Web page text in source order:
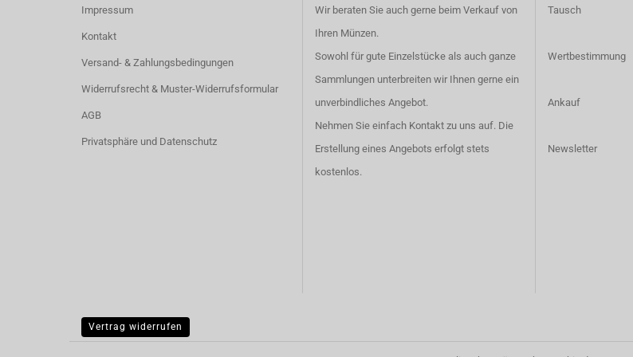
Impressum
Kontakt
Versand- & Zahlungsbedingungen
Widerrufsrecht & Muster-Widerrufsformular
AGB
Privatsphäre und Datenschutz
Wir beraten Sie auch gerne beim Verkauf von
Ihren Münzen.
Sowohl für gute Einzelstücke als auch ganze
Sammlungen unterbreiten wir Ihnen gerne ein
unverbindliches Angebot.
Nehmen Sie einfach Kontaktzu uns auf. Die
Erstellung eines Angebots erfolgt stets
kostenlos.
Tausch
Wertbestimmung
Ankauf
Newsletter
Vertrag widerrufen